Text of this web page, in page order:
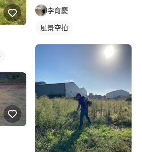
李育慶
風景空拍